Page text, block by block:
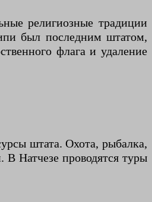
религиозные традиции
был последним штатом,
флага и удаление
штата. Охота, рыбалка,
Натчезе проводятся туры